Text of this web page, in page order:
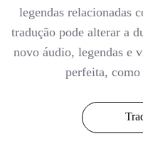
legendas relacionadas
tradução pode alterar a
novo áudio, legendas e
perfeita,